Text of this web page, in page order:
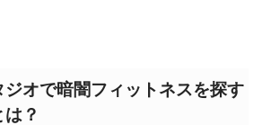
ジオで暗闇フィットネスを探す
？